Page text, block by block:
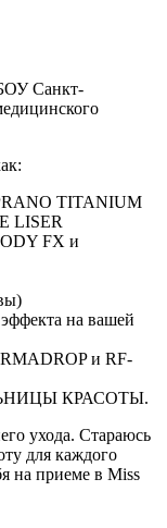
Санкт-
TITANIUM
LISER
FX и
на вашей
и RF-
КРАСОТЫ.
ухода. Стараюсь
для каждого
на приеме в Miss